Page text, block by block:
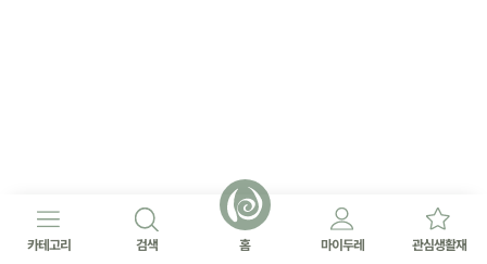
카테고리 검색 홈 마이두레 관심생활재